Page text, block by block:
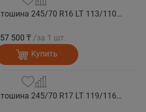
COMFORSER Автошина 245/70 R16 LT 113/110S CF1100 8PR RWL лето
57 500 ₸ /за 1 шт.
Купить
COMFORSER Автошина 245/70 R17 LT 119/116S CF1100 10PR RWL лето